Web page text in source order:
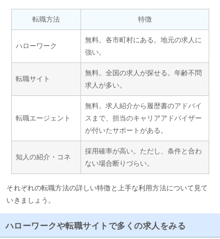
転職方法 特徴
ハローワーク
無料。各市町村にある。地元の求人に
強い。
転職サイト
無料。全国の求人が探せる。年齢不問
求人が多い。
転職エージェント
無料。求人紹介から履歴書のアドバイ
スまで、担当のキャリアアドバイザー
が付いたサポートがある。
知人の紹介・コネ
採用確率が高い。ただし、条件と合わ
ない場合断りづらい。
それぞれの転職方法の詳しい特徴と上手な利用方法について見て
いきましょう。
ハローワークや転職サイトで多くの求人をみる